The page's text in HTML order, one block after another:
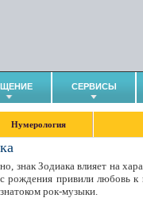
СЕРВИСЫ
Нумерология
знак Зодиака влияет на
рождения привили любовь к
рок-музыки.